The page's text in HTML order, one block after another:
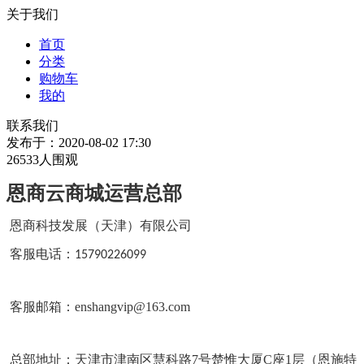
关于我们
首页
分类
购物车
我的
联系我们
发布于：2020-08-02 17:30
26533人围观
恩商云商城运营总部
恩商科技发展（天津）有限公司
客服电话： 15790226099
客服邮箱：enshangvip@163.com
总部地址： 天津市津南区慧科路7号楚惟大厦C座1层 （恩施特